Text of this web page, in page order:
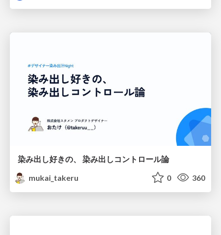
染み出し好きの、 染み出しコントロール論
mukai_takeru
0 360